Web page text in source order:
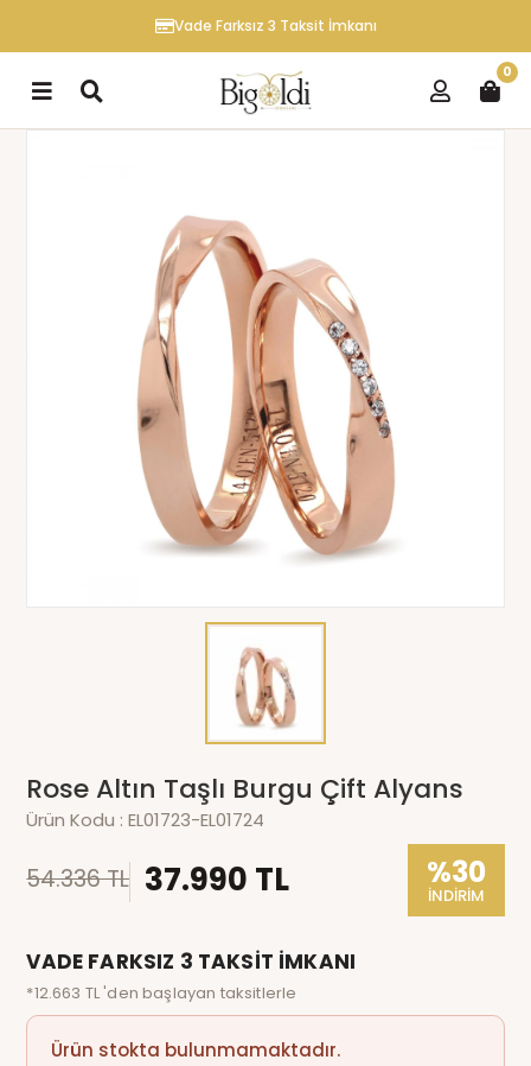
Vade Farksız 3 Taksit İmkanı
0
Rose Altın Taşlı Burgu Çift Alyans
Ürün Kodu :EL01723-EL01724
54.336 TL 37.990 TL %30
İNDİRİM
VADE FARKSIZ 3 TAKSİT İMKANI
*12.663 TL 'den başlayan taksitlerle
Ürün stokta bulunmamaktadır.